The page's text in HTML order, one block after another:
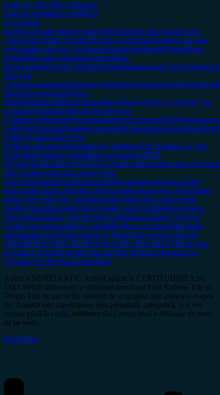
April 10, 2023 Miron Manega
ArhivaCertitudinea printINFO
0 Comment
#america#Andrei Rațiu#Andrei Ratiu#andrei ratiu jurnalist new
york#Andrei Ratiu Jurnalist Revista Certitudinea#andrei ratiu new
york#andrei rațiu new york#andreirațiu#andreiratiu#AndreiRațiu
JurnalistRevistaCertitudina#AndreiRatiu
SeniorAuthorRevistaCertitudinea#andreiratiuautorrevistacertitudinea
Tate Top
G#andrewandtristantate#andrewtate#andrewtatetopg#Anglia
Trump#donaldtrump#Elton
Musk#eltonmusk#famoustatebrothers#Frații Andrew şi Tristan Tate
in Ziarul Certitudinea#Fratii Tate Revista
Certitudinea#frațiiandrewşitristantatenusuntvinovati100%
york#onu#romania#romaniacoruption#romaniadeepstatetatebrothers
Author Andrei Ratiu New
York#seniorauthorandreiratiunewyork#tate#Tate Brothers are Not
Guilty#tate brothers certitudinea newspaper#TATE
NEWS#TATEARENOTGUILTY#tatebrothers#tatebrothers2023
Tate Academy#thetateacademy#Top
G#topg#tristantate#uk#un#unitedstatesofamerica#us#usaAndrei
RatiuAndrei Ratiu Jurnalist AmericaAndrei Ratiu New YorkAndrei
Ratiu New York City JournalistAndrei Rațiu New York Senior
Author JournalistAndrei Ratiu Senior Autor CertitudineaAndrew
Tate noutatiAndrew Tate Revista CertitudineaAndrew Tate Top
Garticol in romanaarticol în românăbrothers are innocentbrothers
international newsFratii Andew si Tristan Tate nu sunt vinovati
100%FRATII TATE 2023FRATII TATE BUCURESTIFrații Tate
in Ziarul CertitudineaFrații Tate stiriTate brothers RomaniaTop
GTristan Tate Revista Certitudinea
Autor: ANDREI RAȚIU Articol apărut în CERTITUDINEA Nr.
134 Celebrii influenceri şi milionari americani frații Andrew Tate şi
Tristan Tate nu par să fie vinovați de acuzațiile care planează asupra
lor. Aceasta este convingerea mea personală, categorică, şi o voi
susține până la capăt, indiferent dacă aceşti idoli a milioane de tineri
de pe toate…
Read More